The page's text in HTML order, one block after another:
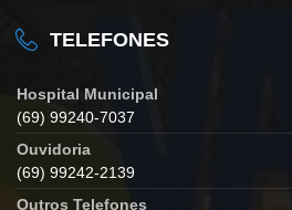
TELEFONES
Hospital Municipal
(69) 99240-7037
Ouvidoria
(69) 99242-2139
Outros Telefones